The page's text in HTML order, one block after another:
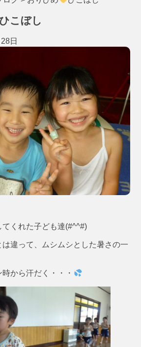
ひこぼし
日
くれた子ども達(#^^#)
違って、ムシムシとした暑さの一
から汗だく・・・